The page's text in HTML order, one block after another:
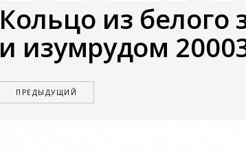
Кольцо из белого
и изумрудом
ПРЕДЫДУЩИЙ